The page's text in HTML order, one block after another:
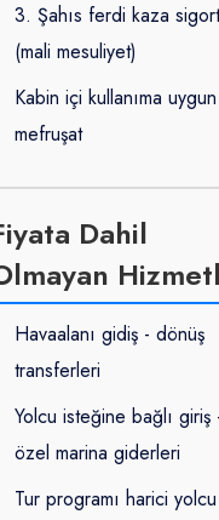
3. Şahıs ferdi kaza
(mali mesuliyet)
Kabin içi kullanıma uygun
mefruşat
Dahil
Havaalanı gidiş - dönüş
transferleri
Yolcu isteğine bağlı giriş
özel marina giderleri
Tur programı harici yolcu